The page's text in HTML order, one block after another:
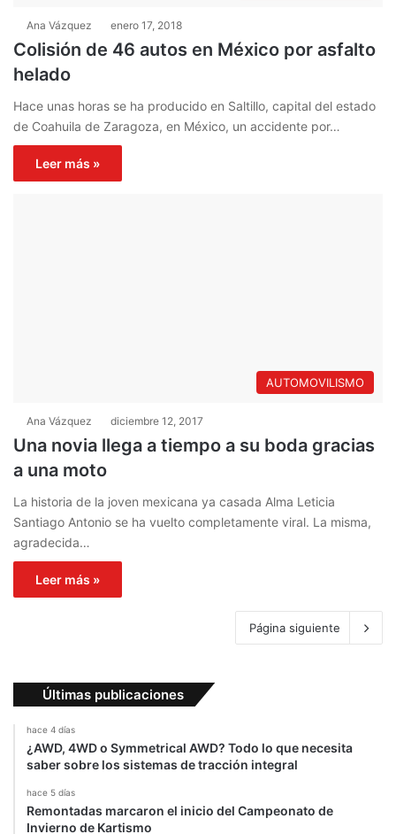
Ana Vázquez enero 17, 2018
Colisión de 46 autos en México por asfalto
helado
Hace unas horas se ha producido en Saltillo, capital del estado
de Coahuila de Zaragoza, en México, un accidente por…
Leer más »
AUTOMOVILISMO
Ana Vázquez diciembre 12, 2017
Una novia llega a tiempo a su boda gracias
a una moto
La historia de la joven mexicana ya casada Alma Leticia
Santiago Antonio se ha vuelto completamente viral. La misma,
agradecida…
Leer más »
Página siguiente
Últimas publicaciones
hace 4 días
¿AWD, 4WD o Symmetrical AWD? Todo lo que necesita
saber sobre los sistemas de tracción integral
hace 5 días
Remontadas marcaron el inicio del Campeonato de
Invierno de Kartismo